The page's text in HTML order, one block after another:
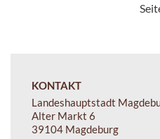
KONTAKT
Landeshauptstadt
Alter Markt 6
39104 Magdeburg